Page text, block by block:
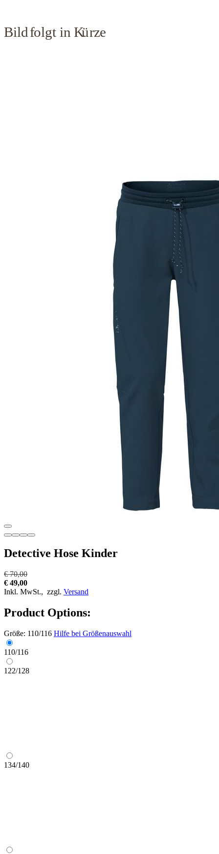
Detective Hose Kinder
€ 70,00
€ 49,00
Inkl. MwSt., zzgl. Versand
Product Options:
Größe: 110/116 Hilfe bei Größenauswahl
110/116
122/128
134/140